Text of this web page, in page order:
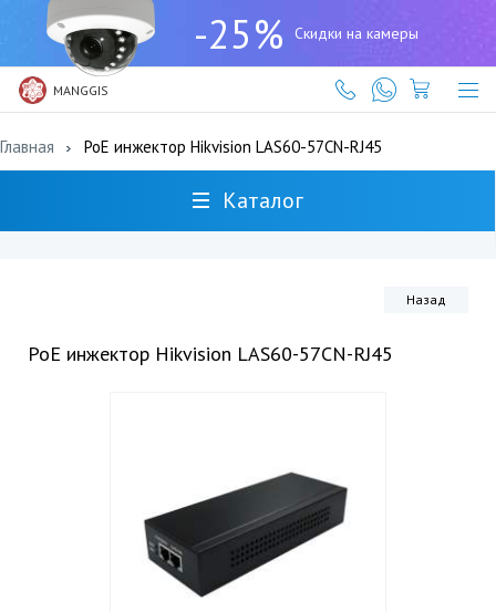
-25% Скидки на камеры
MANGGIS
(727)
317-
61-
61
Главная PoE инжектор Hikvision LAS60-57CN-RJ45
Каталог
Назад
PoE инжектор Hikvision LAS60-57CN-RJ45